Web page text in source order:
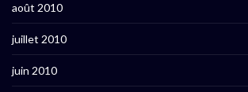
août 2010
juillet 2010
juin 2010